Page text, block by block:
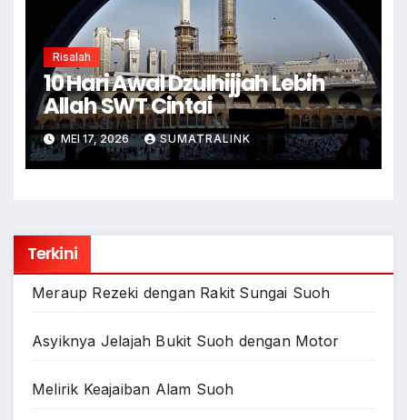
Risalah
10 Hari Awal Dzulhijjah Lebih
Allah SWT Cintai
MEI 17, 2026 SUMATRALINK
Terkini
Meraup Rezeki dengan Rakit Sungai Suoh
Asyiknya Jelajah Bukit Suoh dengan Motor
Melirik Keajaiban Alam Suoh